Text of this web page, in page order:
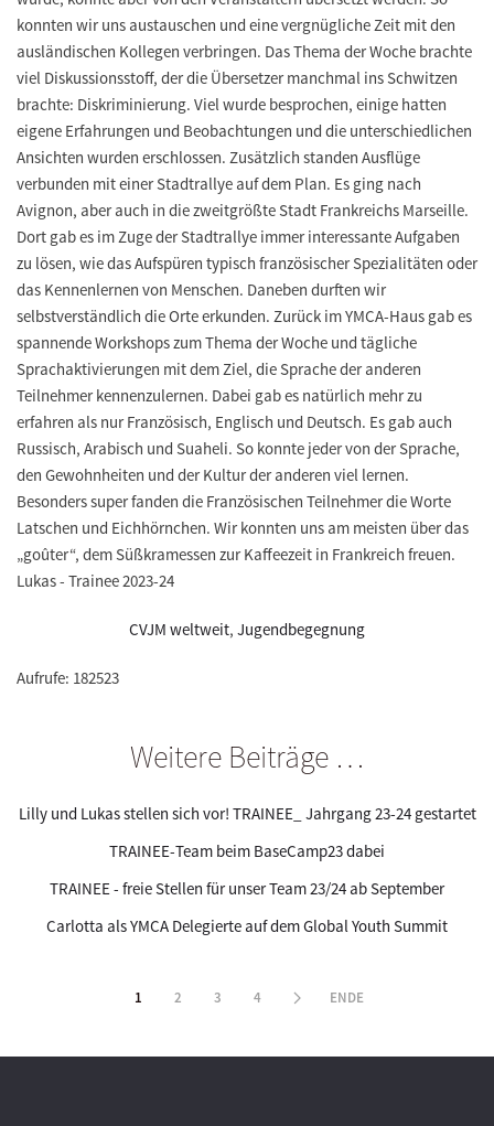
konnten wir uns austauschen und eine vergnügliche Zeit mit den
ausländischen Kollegen verbringen. Das Thema der Woche brachte
viel Diskussionsstoff, der die Übersetzer manchmal ins Schwitzen
brachte: Diskriminierung. Viel wurde besprochen, einige hatten
eigene Erfahrungen und Beobachtungen und die unterschiedlichen
Ansichten wurden erschlossen. Zusätzlich standen Ausflüge
verbunden mit einer Stadtrallye auf dem Plan. Es ging nach
Avignon, aber auch in die zweitgrößte Stadt Frankreichs Marseille.
Dort gab es im Zuge der Stadtrallye immer interessante Aufgaben
zu lösen, wie das Aufspüren typisch französischer Spezialitäten oder
das Kennenlernen von Menschen. Daneben durften wir
selbstverständlich die Orte erkunden. Zurück im YMCA-Haus gab es
spannende Workshops zum Thema der Woche und tägliche
Sprachaktivierungen mit dem Ziel, die Sprache der anderen
Teilnehmer kennenzulernen. Dabei gab es natürlich mehr zu
erfahren als nur Französisch, Englisch und Deutsch. Es gab auch
Russisch, Arabisch und Suaheli. So konnte jeder von der Sprache,
den Gewohnheiten und der Kultur der anderen viel lernen.
Besonders super fanden die Französischen Teilnehmer die Worte
Latschen und Eichhörnchen. Wir konnten uns am meisten über das
„goûter“, dem Süßkramessen zur Kaffeezeit in Frankreich freuen.
Lukas - Trainee 2023-24
CVJM weltweit, Jugendbegegnung
Aufrufe: 182523
Weitere Beiträge …
Lilly und Lukas stellen sich vor! TRAINEE_ Jahrgang 23-24 gestartet
TRAINEE-Team beim BaseCamp23 dabei
TRAINEE - freie Stellen für unser Team 23/24 ab September
Carlotta als YMCA Delegierte auf dem Global Youth Summit
1 2 3 4 ENDE